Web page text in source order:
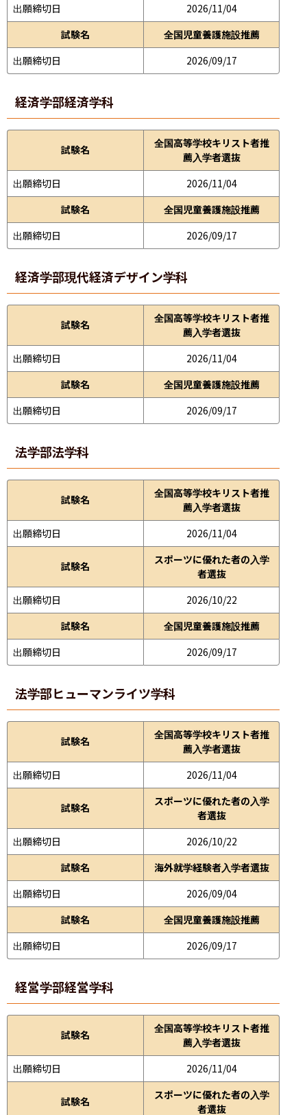
出願締切日
2026/11/04
試験名
全国児童養護施設推薦
出願締切日
2026/09/17
経済学部経済学科
試験名
全国高等学校キリスト者推
薦入学者選抜
出願締切日
2026/11/04
試験名
全国児童養護施設推薦
出願締切日
2026/09/17
経済学部現代経済デザイン学科
試験名
全国高等学校キリスト者推
薦入学者選抜
出願締切日
2026/11/04
試験名
全国児童養護施設推薦
出願締切日
2026/09/17
法学部法学科
試験名
全国高等学校キリスト者推
薦入学者選抜
出願締切日
2026/11/04
試験名
スポーツに優れた者の入学
者選抜
出願締切日
2026/10/22
試験名
全国児童養護施設推薦
出願締切日
2026/09/17
法学部ヒューマンライツ学科
試験名
全国高等学校キリスト者推
薦入学者選抜
出願締切日
2026/11/04
試験名
スポーツに優れた者の入学
者選抜
出願締切日
2026/10/22
試験名
海外就学経験者入学者選抜
出願締切日
2026/09/04
試験名
全国児童養護施設推薦
出願締切日
2026/09/17
経営学部経営学科
試験名
全国高等学校キリスト者推
薦入学者選抜
出願締切日
2026/11/04
試験名
スポーツに優れた者の入学
者選抜